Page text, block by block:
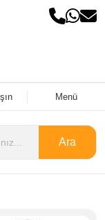
Menü
Ara